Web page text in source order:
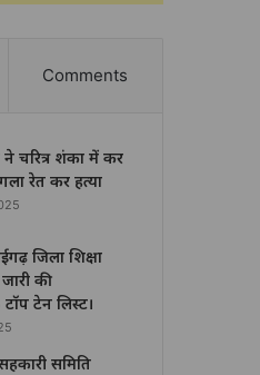
Comments
ने चरित्र शंका में कर
रेत कर हत्या
जिला शिक्षा
की
टेन लिस्ट।
समिति